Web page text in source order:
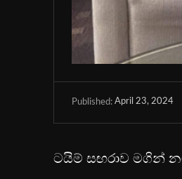
Published: April 23, 2024
ටයිම් සඟරාව මගින්